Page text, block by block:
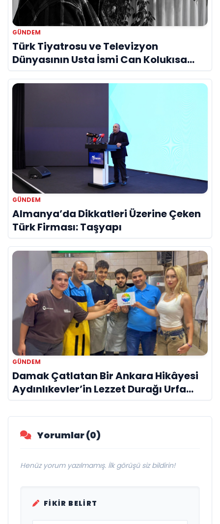
GÜNDEM
Türk Tiyatrosu ve Televizyon
Dünyasının Usta İsmi Can Kolukısa
Hayatını Kaybetti
GÜNDEM
Almanya’da Dikkatleri Üzerine Çeken
Türk Firması: Taşyapı
GÜNDEM
Damak Çatlatan Bir Ankara Hikâyesi
Aydınlıkevler’in Lezzet Durağı Urfa
Damak
Yorumlar (0)
Henüz yorum yazılmamış. İlk görüşü siz bildirin!
FIKIR BELIRT